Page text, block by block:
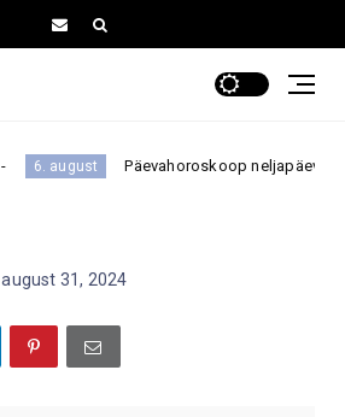
6. august Päevahoroskoop neljapäevaks,
august 31, 2024